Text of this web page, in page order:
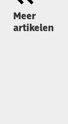
Meer
artikelen